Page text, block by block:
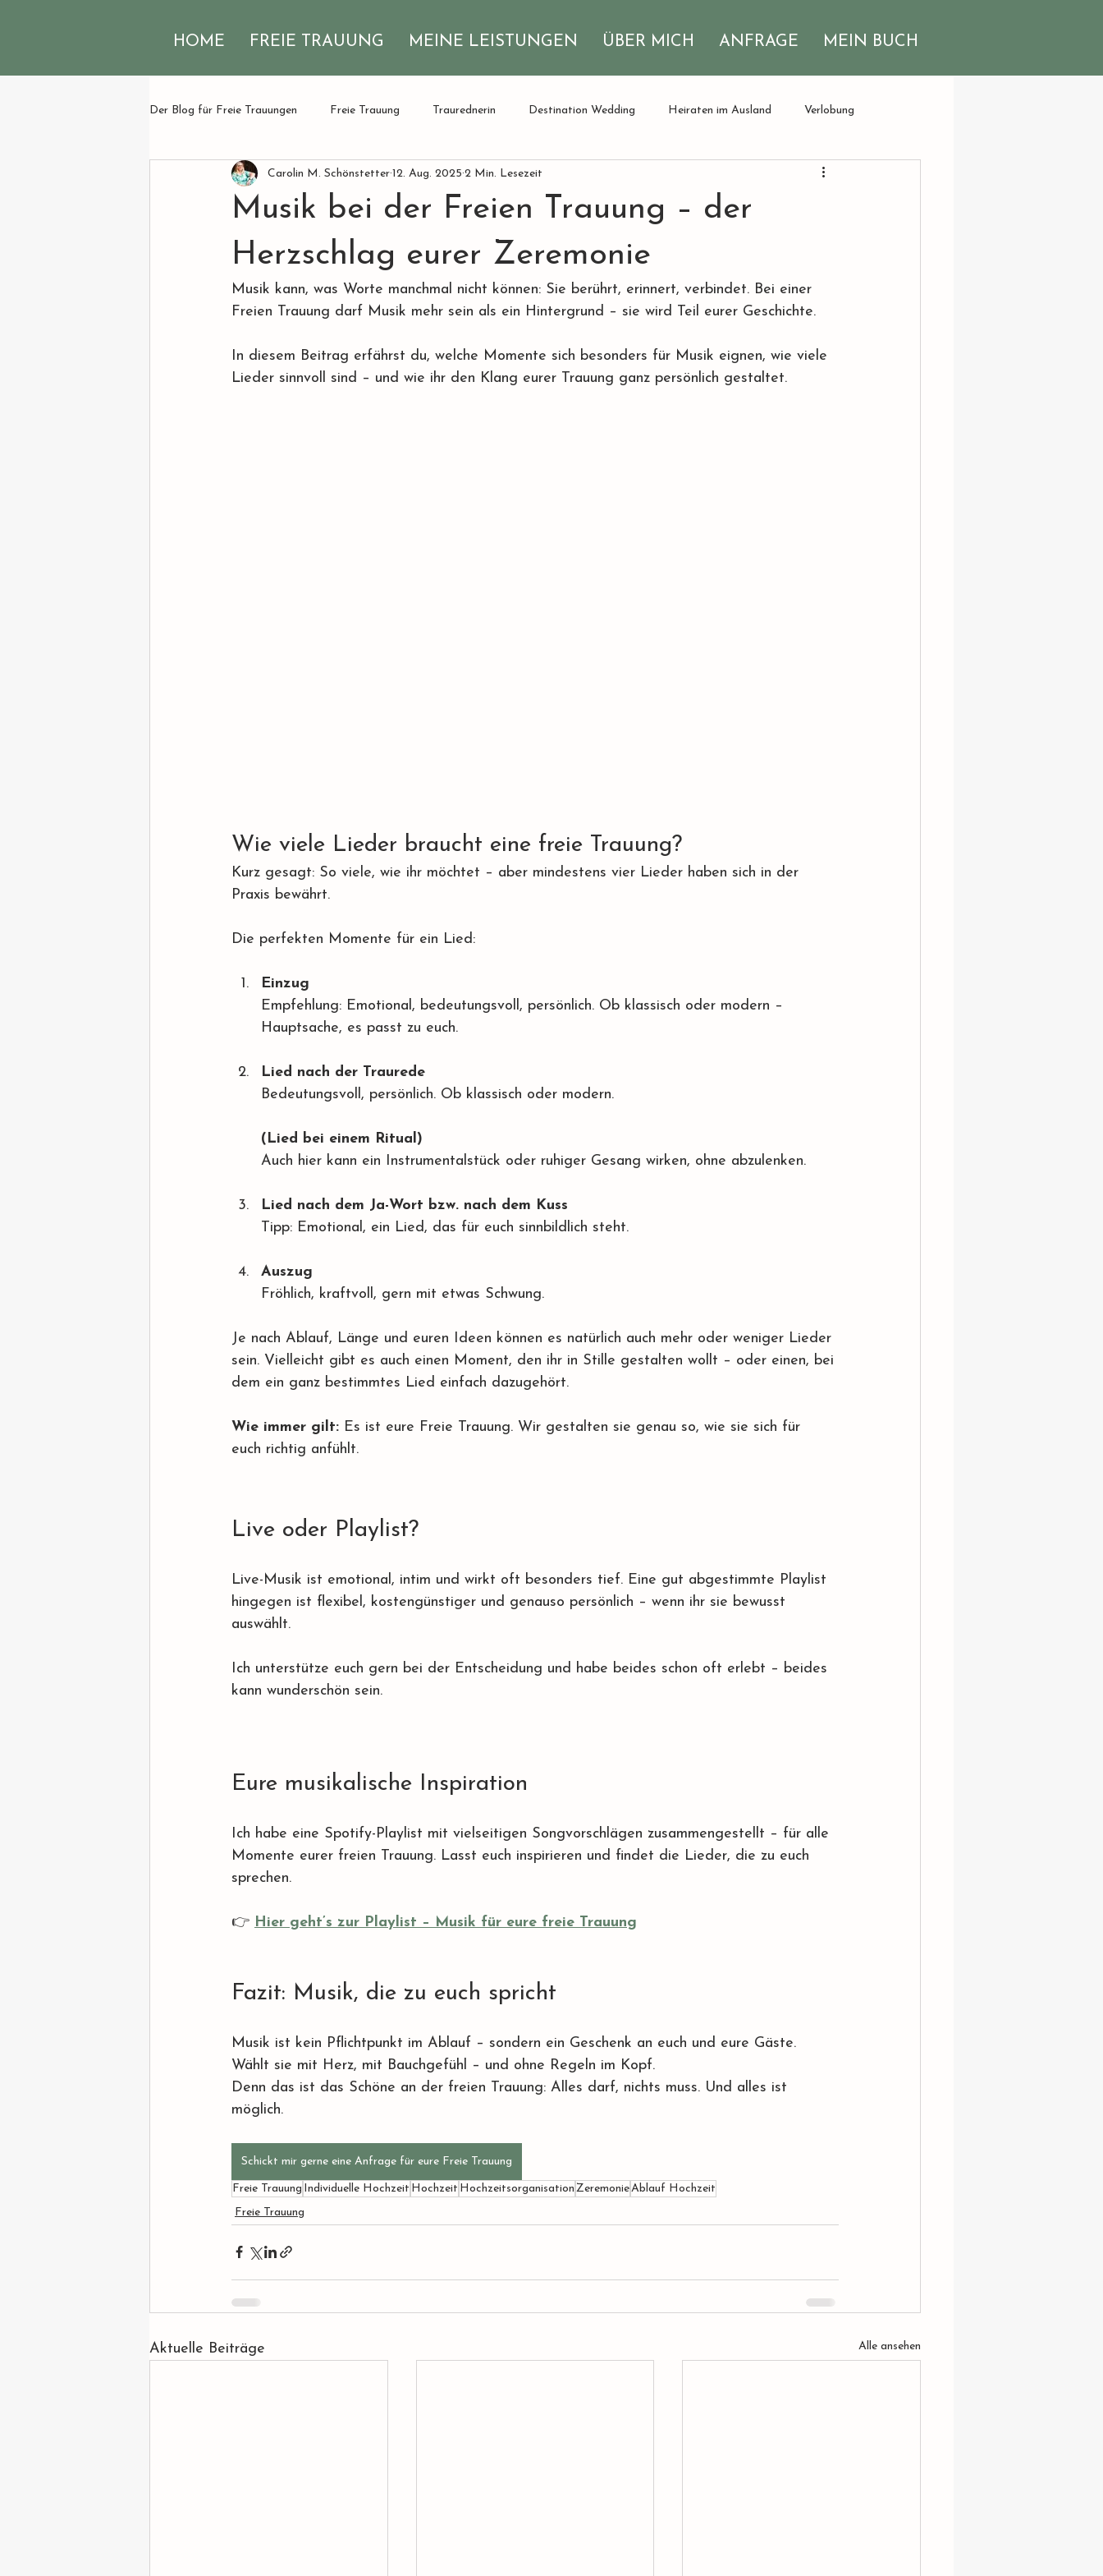
HOME FREIE TRAUUNG MEINE LEISTUNGEN ÜBER MICH ANFRAGE MEIN BUCH
Der Blog für Freie Trauungen Freie Trauung Traurednerin Destination Wedding Heiraten im Ausland Verlobung
Musik bei der Freien Trauung – der
Herzschlag eurer Zeremonie
Carolin M. Schönstetter 12. Aug. 2025 2 Min. Lesezeit
Musik kann, was Worte manchmal nicht können: Sie berührt, erinnert, verbindet. Bei einer
Freien Trauung darf Musik mehr sein als ein Hintergrund – sie wird Teil eurer Geschichte.
In diesem Beitrag erfährst du, welche Momente sich besonders für Musik eignen, wie viele
Lieder sinnvoll sind – und wie ihr den Klang eurer Trauung ganz persönlich gestaltet.
Wie viele Lieder braucht eine freie Trauung?
Kurz gesagt: So viele, wie ihr möchtet – aber mindestens vier Lieder haben sich in der
Praxis bewährt.
Die perfekten Momente für ein Lied:
Einzug
Empfehlung: Emotional, bedeutungsvoll, persönlich. Ob klassisch oder modern –
Hauptsache, es passt zu euch.
Lied nach der Traurede
Bedeutungsvoll, persönlich. Ob klassisch oder modern.
(Lied bei einem Ritual)
Auch hier kann ein Instrumentalstück oder ruhiger Gesang wirken, ohne abzulenken.
Lied nach dem Ja-Wort bzw. nach dem Kuss
Tipp: Emotional, ein Lied, das für euch sinnbildlich steht.
Auszug
Fröhlich, kraftvoll, gern mit etwas Schwung.
Je nach Ablauf, Länge und euren Ideen können es natürlich auch mehr oder weniger Lieder
sein. Vielleicht gibt es auch einen Moment, den ihr in Stille gestalten wollt – oder einen, bei
dem ein ganz bestimmtes Lied einfach dazugehört.
Wie immer gilt: Es ist eure Freie Trauung. Wir gestalten sie genau so, wie sie sich für
euch richtig anfühlt.
Live oder Playlist?
Live-Musik ist emotional, intim und wirkt oft besonders tief. Eine gut abgestimmte Playlist
hingegen ist flexibel, kostengünstiger und genauso persönlich – wenn ihr sie bewusst
auswählt.
Ich unterstütze euch gern bei der Entscheidung und habe beides schon oft erlebt – beides
kann wunderschön sein.
Eure musikalische Inspiration
Ich habe eine Spotify-Playlist mit vielseitigen Songvorschlägen zusammengestellt – für alle
Momente eurer freien Trauung. Lasst euch inspirieren und findet die Lieder, die zu euch
sprechen.
👉 Hier geht’s zur Playlist – Musik für eure freie Trauung
Fazit: Musik, die zu euch spricht
Musik ist kein Pflichtpunkt im Ablauf – sondern ein Geschenk an euch und eure Gäste.
Wählt sie mit Herz, mit Bauchgefühl – und ohne Regeln im Kopf.
Denn das ist das Schöne an der freien Trauung: Alles darf, nichts muss. Und alles ist
möglich.
Schickt mir gerne eine Anfrage für eure Freie Trauung
Freie Trauung Individuelle Hochzeit Hochzeit Hochzeitsorganisation ZeremonieAblauf Hochzeit
Freie Trauung
Aktuelle Beiträge Alle ansehen